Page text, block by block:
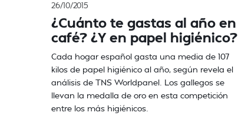
26/10/2015
¿Cuánto te gastas al año en
café? ¿Y en papel higiénico?
Cada hogar español gasta una media de 107
kilos de papel higiénico al año, según revela el
análisis de TNS Worldpanel. Los gallegos se
llevan la medalla de oro en esta competición
entre los más higiénicos.